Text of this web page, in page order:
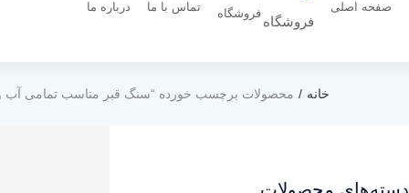
صفحه اصلی
فروشگاه
تماس با ما درباره ما
خانه محصولات برچسب خورده “سنگ قبر مناسب تمامی آب